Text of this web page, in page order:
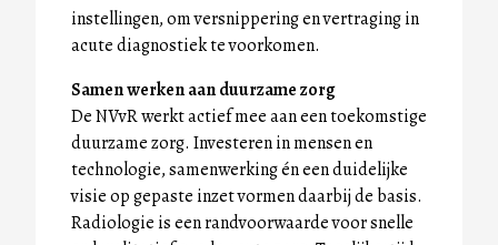
instellingen, om versnippering en vertraging in
acute diagnostiek te voorkomen.
Samen werken aan duurzame zorg
De NVvR werkt actief mee aan een toekomstige
duurzame zorg. Investeren in mensen en
technologie, samenwerking én een duidelijke
visie op gepaste inzet vormen daarbij de basis.
Radiologie is een randvoorwaarde voor snelle